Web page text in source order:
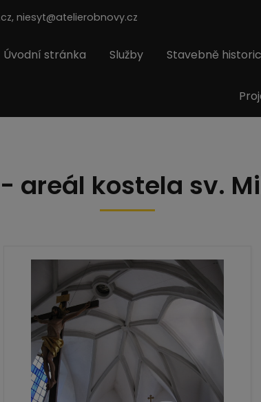
niesyt@atelierobnovy.cz
Úvodní stránka Služby Stavebně
areál kostela sv.